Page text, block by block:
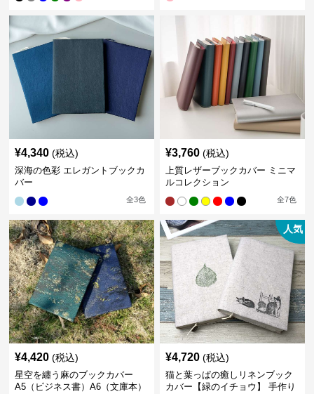
¥4,340 (税込)
深海の色彩 エレガントブックカ
バー
全3色
¥3,760 (税込)
上質レザーブックカバー ミニマ
ルコレクション
全7色
¥4,420 (税込)
星空を纏う麻のブックカバー
A5（ビジネス書）A6（文庫本）
人気
¥4,720 (税込)
猫と葉っぱの癒しリネンブック
カバー【緑のイチョウ】 手作り